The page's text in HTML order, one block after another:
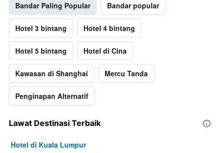
Bandar Paling Popular Bandar popular
Hotel 3 bintang Hotel 4 bintang
Hotel 5 bintang Hotel di Cina
Kawasan di Shanghai Mercu Tanda
Penginapan Alternatif
Lawat Destinasi Terbaik
Hotel di Kuala Lumpur